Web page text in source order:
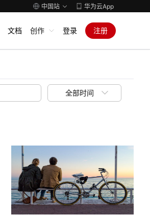
中国站 华为云App
文档 创作 登录 注册
全部时间